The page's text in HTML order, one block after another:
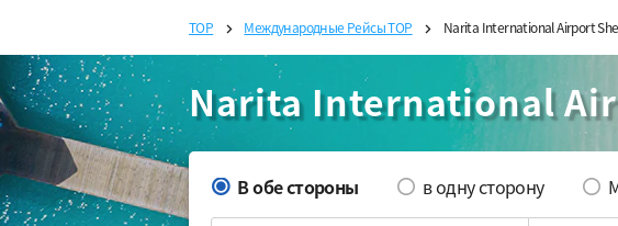
TOP Международные Рейсы TOP Narita International Airport
Narita International
В обе стороны в одну сторону